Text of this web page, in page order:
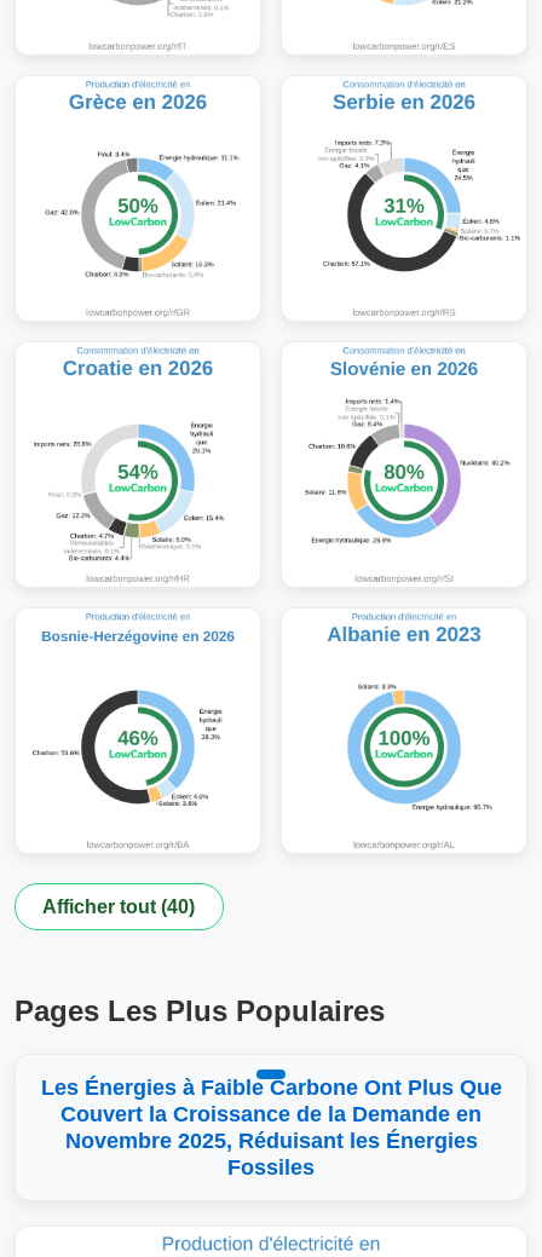
Afficher tout (40)
Pages Les Plus Populaires
Les Énergies à Faible Carbone Ont Plus Que
Couvert la Croissance de la Demande en
Novembre 2025, Réduisant les Énergies
Fossiles